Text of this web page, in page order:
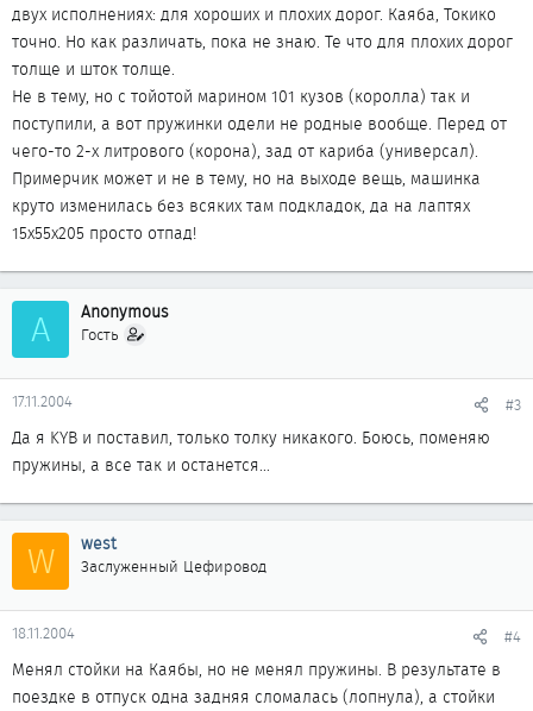
двух исполнениях: для хороших и плохих дорог. Каяба, Токико
точно. Но как различать, пока не знаю. Те что для плохих дорог
толще и шток толще.
Не в тему, но с тойотой марином 101 кузов (королла) так и
поступили, а вот пружинки одели не родные вообще. Перед от
чего-то 2-х литрового (корона), зад от кариба (универсал).
Примерчик может и не в тему, но на выходе вещь, машинка
круто изменилась без всяких там подкладок, да на лаптях
15х55х205 просто отпад!
A Anonymous
Гость
17.11.2004 #3
Да я KYB и поставил, только толку никакого. Боюсь, поменяю
пружины, а все так и останется...
W west
Заслуженный Цефировод
18.11.2004 #4
Менял стойки на Каябы, но не менял пружины. В результате в
поездке в отпуск одна задняя сломалась (лопнула), а стойки